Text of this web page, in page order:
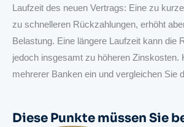
Laufzeit des neuen Vertrags: Eine zu
zu schnelleren Rückzahlungen, erhöht
Belastung. Eine längere Laufzeit kann die
jedoch insgesamt zu höheren Zinskosten.
mehrerer Banken ein und vergleichen Sie
Diese Punkte müssen Sie